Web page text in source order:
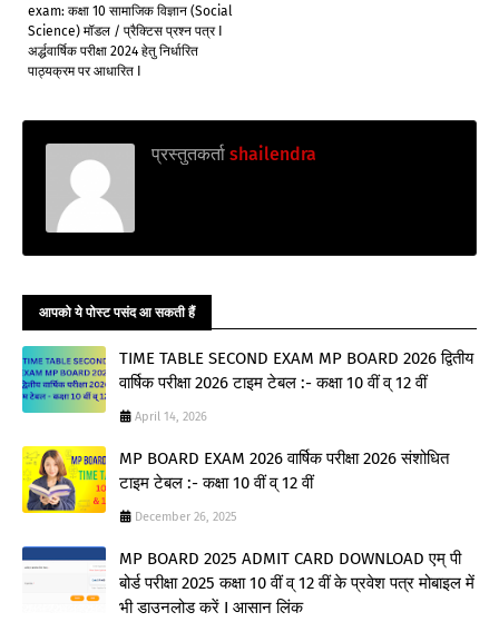
exam: कक्षा 10 सामाजिक विज्ञान (Social
Science) मॉडल / प्रैक्टिस प्रश्न पत्र I
अर्द्धवार्षिक परीक्षा 2024 हेतु निर्धारित
पाठ्यक्रम पर आधारित I
प्रस्तुतकर्ता shailendra
आपको ये पोस्ट पसंद आ सकती हैं
TIME TABLE SECOND EXAM MP BOARD 2026 द्वितीय
वार्षिक परीक्षा 2026 टाइम टेबल :- कक्षा 10 वीं व् 12 वीं
April 14, 2026
MP BOARD EXAM 2026 वार्षिक परीक्षा 2026 संशोधित
टाइम टेबल :- कक्षा 10 वीं व् 12 वीं
December 26, 2025
MP BOARD 2025 ADMIT CARD DOWNLOAD एम् पी
बोर्ड परीक्षा 2025 कक्षा 10 वीं व् 12 वीं के प्रवेश पत्र मोबाइल में
भी डाउनलोड करें I आसान लिंक